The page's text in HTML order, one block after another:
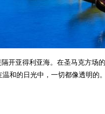
开亚得利亚海。在圣马克方场
和的日光中，一切都像透明的。